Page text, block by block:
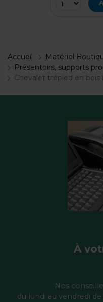
Accueil
Matériel
Présentoirs, supports
Chevalet trépied en bois
À
Nos
du lundi au vendredi